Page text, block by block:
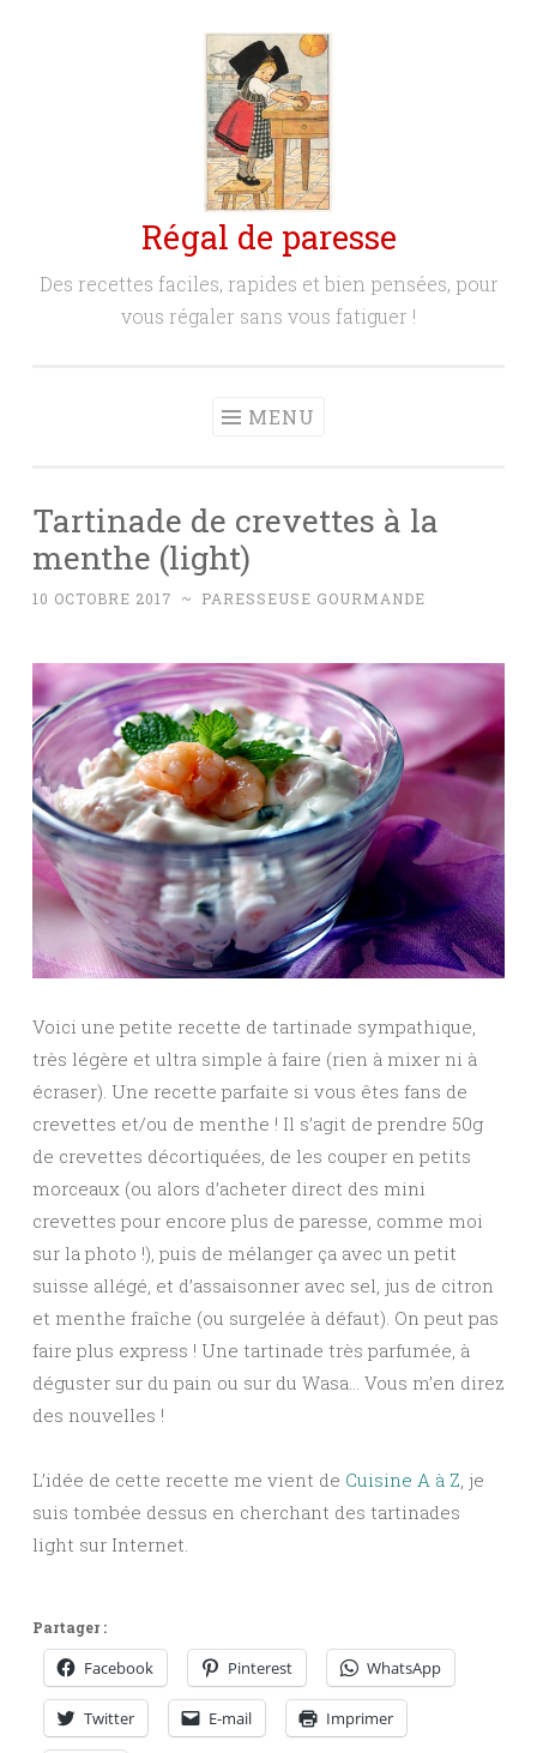
Régal de paresse
Des recettes faciles, rapides et bien pensées, pour
vous régaler sans vous fatiguer !
MENU
Tartinade de crevettes à la
menthe (light)
10 OCTOBRE 2017 ~ PARESSEUSE GOURMANDE
Voici une petite recette de tartinade sympathique,
très légère et ultra simple à faire (rien à mixer ni à
écraser). Une recette parfaite si vous êtes fans de
crevettes et/ou de menthe ! Il s’agit de prendre 50g
de crevettes décortiquées, de les couper en petits
morceaux (ou alors d’acheter direct des mini
crevettes pour encore plus de paresse, comme moi
sur la photo !), puis de mélanger ça avec un petit
suisse allégé, et d’assaisonner avec sel, jus de citron
et menthe fraîche (ou surgelée à défaut). On peut pas
faire plus express ! Une tartinade très parfumée, à
déguster sur du pain ou sur du Wasa… Vous m’en direz
des nouvelles !
L’idée de cette recette me vient de Cuisine A à Z , je
suis tombée dessus en cherchant des tartinades
light sur Internet.
Partager :
Facebook Pinterest WhatsApp
Twitter E-mail Imprimer